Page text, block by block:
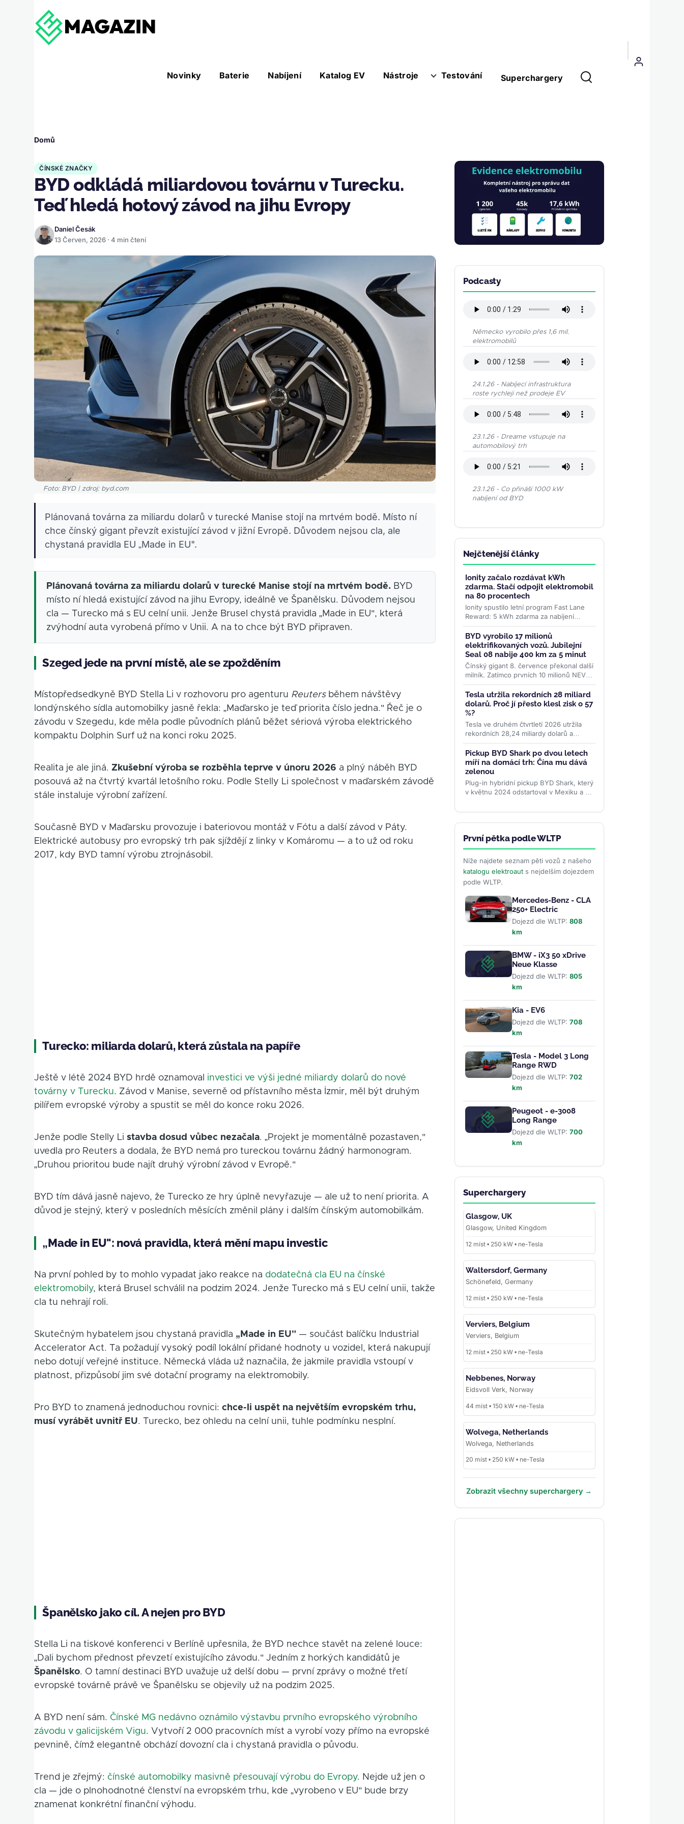
Hlavní
Novinky Baterie Nabíjení Katalog EV Nástroje
Nástroje sub-navigation Testování Superchargery
Menu
uživatelského
Drobečková
navigace
Domů
ČÍNSKÉ ZNAČKY
BYD odkládá miliardovou továrnu v Turecku.
Teď hledá hotový závod na jihu Evropy
Daniel Česák
13 Červen, 2026 · 4 min čtení
Foto: BYD | zdroj: byd.com
Plánovaná továrna za miliardu dolarů v turecké Manise stojí na mrtvém bodě. Místo ní
chce čínský gigant převzít existující závod v jižní Evropě. Důvodem nejsou cla, ale
chystaná pravidla EU „Made in EU".
Plánovaná továrna za miliardu dolarů v turecké Manise stojí na mrtvém bodě. BYD
místo ní hledá existující závod na jihu Evropy, ideálně ve Španělsku. Důvodem nejsou
cla — Turecko má s EU celní unii. Jenže Brusel chystá pravidla „Made in EU", která
zvýhodní auta vyrobená přímo v Unii. A na to chce být BYD připraven.
Szeged jede na první místě, ale se zpožděním
Místopředsedkyně BYD Stella Li v rozhovoru pro agenturu Reutersběhem návštěvy
londýnského sídla automobilky jasně řekla: „Maďarsko je teď priorita číslo jedna." Řeč je o
závodu v Szegedu, kde měla podle původních plánů běžet sériová výroba elektrického
kompaktu Dolphin Surf už na konci roku 2025.
Realita je ale jiná.Zkušební výroba se rozběhla teprve v únoru 2026 a plný náběh BYD
posouvá až na čtvrtý kvartál letošního roku. Podle Stelly Li společnost v maďarském závodě
stále instaluje výrobní zařízení.
Současně BYD v Maďarsku provozuje i bateriovou montáž v Fótu a další závod v Páty.
Elektrické autobusy pro evropský trh pak sjíždějí z linky v Komáromu — a to už od roku
2017, kdy BYD tamní výrobu ztrojnásobil.
Turecko: miliarda dolarů, která zůstala na papíře
Ještě v létě 2024 BYD hrdě oznamoval investici ve výši jedné miliardy dolarů do nové
továrny v Turecku. Závod v Manise, severně od přístavního města İzmir, měl být druhým
pilířem evropské výroby a spustit se měl do konce roku 2026.
Jenže podle Stelly Listavba dosud vůbec nezačala. „Projekt je momentálně pozastaven,"
uvedla pro Reuters a dodala, že BYD nemá pro tureckou továrnu žádný harmonogram.
„Druhou prioritou bude najít druhý výrobní závod v Evropě."
BYD tím dává jasně najevo, že Turecko ze hry úplně nevyřazuje — ale už to není priorita. A
důvod je stejný, který v posledních měsících změnil plány i dalším čínským automobilkám.
„Made in EU": nová pravidla, která mění mapu investic
Na první pohled by to mohlo vypadat jako reakce na dodatečná cla EU na čínské
elektromobily, která Brusel schválil na podzim 2024. Jenže Turecko má s EU celní unii, takže
cla tu nehrají roli.
Skutečným hybatelem jsou chystaná pravidla „Made in EU" — součást balíčku Industrial
Accelerator Act. Ta požadují vysoký podíl lokální přidané hodnoty u vozidel, která nakupují
nebo dotují veřejné instituce. Německá vláda už naznačila, že jakmile pravidla vstoupí v
platnost, přizpůsobí jim své dotační programy na elektromobily.
Pro BYD to znamená jednoduchou rovnici:chce-li uspět na největším evropském trhu,
musí vyrábět uvnitř EU. Turecko, bez ohledu na celní unii, tuhle podmínku nesplní.
Španělsko jako cíl. A nejen pro BYD
Stella Li na tiskové konferenci v Berlíně upřesnila, že BYD nechce stavět na zelené louce:
„Dali bychom přednost převzetí existujícího závodu." Jedním z horkých kandidátů je
Španělsko. O tamní destinaci BYD uvažuje už delší dobu — první zprávy o možné třetí
evropské továrně právě ve Španělsku se objevily už na podzim 2025.
A BYD není sám. Čínské MG nedávno oznámilo výstavbu prvního evropského výrobního
závodu v galicijském Vigu. Vytvoří 2 000 pracovních míst a vyrobí vozy přímo na evropské
pevnině, čímž elegantně obchází dovozní cla i chystaná pravidla o původu.
Trend je zřejmý: čínské automobilky masivně přesouvají výrobu do Evropy. Nejde už jen o
cla — jde o plnohodnotné členství na evropském trhu, kde „vyrobeno v EU" bude brzy
znamenat konkrétní finanční výhodu.
Obrázek
Podcasty
Německo vyrobilo přes 1,6 mil.
elektromobilů
24.1.26 - Nabíjecí infrastruktura
roste rychleji než prodeje EV
23.1.26 - Dreame vstupuje na
automobilový trh
23.1.26 - Co přináší 1000 kW
nabíjení od BYD
Nejčtenější články
Ionity začalo rozdávat kWh
zdarma. Stačí odpojit elektromobil
na 80 procentech
Ionity spustilo letní program Fast Lane
Reward: 5 kWh zdarma za nabíjení
ukončené na 80 %. Stejný bonus platí i
pro noční nabíjení....>>
BYD vyrobilo 17 milionů
elektrifikovaných vozů. Jubilejní
Seal 08 nabije 400 km za 5 minut
Čínský gigant 8. července překonal další
milník. Zatímco prvních 10 milionů NEV
stavěl 30 let, poslední 2 miliony přidal za
necelých...>>
Tesla utržila rekordních 28 miliard
dolarů. Proč jí přesto klesl zisk o 57
%?
Tesla ve druhém čtvrtletí 2026 utržila
rekordních 28,24 miliardy dolarů a
poprvé překonala 100 miliard v ročních
tržbách. Provozní zisk... >>
Pickup BYD Shark po dvou letech
míří na domácí trh: Čína mu dává
zelenou
Plug-in hybridní pickup BYD Shark, který
v květnu 2024 odstartoval v Mexiku a od
se po dvou...>>
První pětka podle WLTP
Níže najdete seznam pěti vozů z našeho
katalogu elektroauts nejdelším dojezdem
podle WLTP.
Mercedes-Benz - CLA
250+ Electric
Dojezd dle WLTP: 808
km
BMW - iX3 50 xDrive
Neue Klasse
Dojezd dle WLTP: 805
km
Kia - EV6
Dojezd dle WLTP: 708
km
Tesla - Model 3 Long
Range RWD
Dojezd dle WLTP: 702
km
Peugeot - e-3008
Long Range
Dojezd dle WLTP: 700
km
Superchargery
Glasgow, UK
Glasgow, United Kingdom
12 míst • 250 kW • ne-Tesla
Waltersdorf, Germany
Schönefeld, Germany
12 míst • 250 kW • ne-Tesla
Verviers, Belgium
Verviers, Belgium
12 míst • 250 kW • ne-Tesla
Nebbenes, Norway
Eidsvoll Verk, Norway
44 míst • 150 kW • ne-Tesla
Wolvega, Netherlands
Wolvega, Netherlands
20 míst • 250 kW • ne-Tesla
Zobrazit všechny superchargery →